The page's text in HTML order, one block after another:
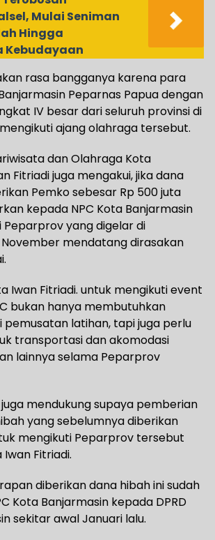
Mulai Seniman
Hingga
Kebudayaan
rasa bangganya karena para
Peparnas Papua dengan
IV besar dari seluruh provinsi di
ajang olahraga tersebut.
dan Olahraga Kota
Fitriadi juga mengakui, jika dana
Pemko sebesar Rp 500 juta
kepada NPC Kota Banjarmasin
yang digelar di
November mendatang dirasakan
Iwan Fitriadi. untuk mengikuti event
bukan hanya membutuhkan
pemusatan latihan, tapi juga perlu
transportasi dan akomodasi
lainnya selama Peparprov
mendukung supaya pemberian
yang sebelumnya diberikan
mengikuti Peparprov tersebut
Fitriadi.
diberikan dana hibah ini sudah
Kota Banjarmasin kepada DPRD
sekitar awal Januari lalu.